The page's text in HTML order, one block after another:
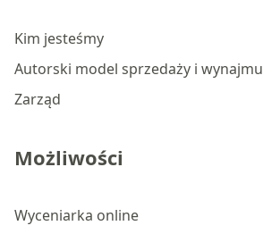
Kim jesteśmy
Autorski model sprzedaży i wynajmu
Zarząd
Możliwości
Wyceniarka online